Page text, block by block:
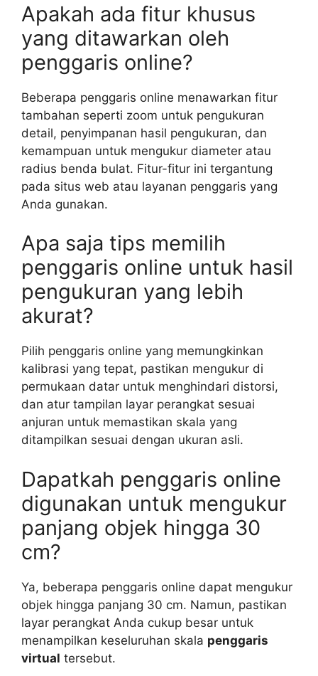
Apakah ada fitur khusus
yang ditawarkan oleh
penggaris online?
Beberapa penggaris online menawarkan fitur
tambahan seperti zoom untuk pengukuran
detail, penyimpanan hasil pengukuran, dan
kemampuan untuk mengukur diameter atau
radius benda bulat. Fitur-fitur ini tergantung
pada situs web atau layanan penggaris yang
Anda gunakan.
Apa saja tips memilih
penggaris online untuk hasil
pengukuran yang lebih
akurat?
Pilih penggaris online yang memungkinkan
kalibrasi yang tepat, pastikan mengukur di
permukaan datar untuk menghindari distorsi,
dan atur tampilan layar perangkat sesuai
anjuran untuk memastikan skala yang
ditampilkan sesuai dengan ukuran asli.
Dapatkah penggaris online
digunakan untuk mengukur
panjang objek hingga 30
cm?
Ya, beberapa penggaris online dapat mengukur
objek hingga panjang 30 cm. Namun, pastikan
layar perangkat Anda cukup besar untuk
menampilkan keseluruhan skala penggaris
virtual tersebut.